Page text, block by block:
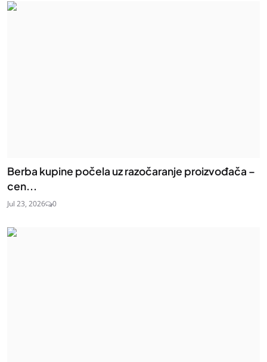
Berba kupine počela uz razočaranje proizvođača –
cen...
Jul 23, 2026 0